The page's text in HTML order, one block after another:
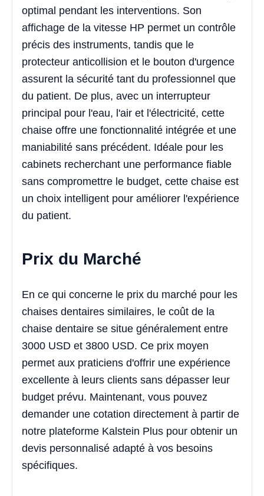
optimal pendant les interventions. Son
affichage de la vitesse HP permet un contrôle
précis des instruments, tandis que le
protecteur anticollision et le bouton d'urgence
assurent la sécurité tant du professionnel que
du patient. De plus, avec un interrupteur
principal pour l'eau, l'air et l'électricité, cette
chaise offre une fonctionnalité intégrée et une
maniabilité sans précédent. Idéale pour les
cabinets recherchant une performance fiable
sans compromettre le budget, cette chaise est
un choix intelligent pour améliorer l'expérience
du patient.
Prix du Marché
En ce qui concerne le prix du marché pour les
chaises dentaires similaires, le coût de la
chaise dentaire se situe généralement entre
3000 USD et 3800 USD. Ce prix moyen
permet aux praticiens d'offrir une expérience
excellente à leurs clients sans dépasser leur
budget prévu. Maintenant, vous pouvez
demander une cotation directement à partir de
notre plateforme Kalstein Plus pour obtenir un
devis personnalisé adapté à vos besoins
spécifiques.